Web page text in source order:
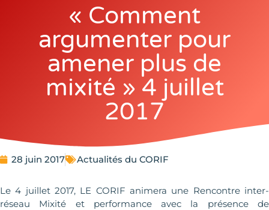
« Comment
argumenter pour
amener plus de
mixité » 4 juillet
2017
28 juin 2017 Actualités du CORIF
Le 4 juillet 2017, LE CORIF animera une Rencontre inter-
réseau Mixité et performance avec la présence de